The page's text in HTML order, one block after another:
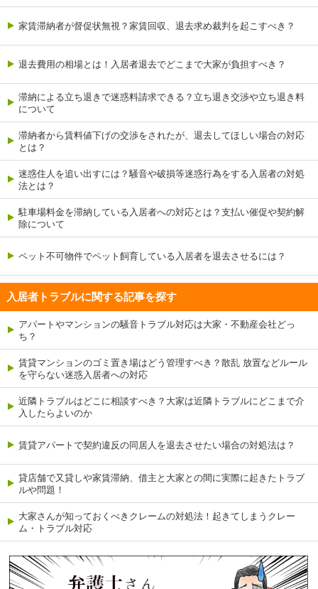
家賃滞納者が督促状無視？家賃回収、退去求め裁判を起こすべき？
退去費用の相場とは！入居者退去でどこまで大家が負担すべき？
滞納による立ち退きで迷惑料請求できる？立ち退き交渉や立ち退き料
について
滞納者から賃料値下げの交渉をされたが、退去してほしい場合の対応
とは？
迷惑住人を追い出すには？騒音や破損等迷惑行為をする入居者の対処
法とは？
駐車場料金を滞納している入居者への対応とは？支払い催促や契約解
除について
ペット不可物件でペット飼育している入居者を退去させるには？
入居者トラブルに関する記事を探す
アパートやマンションの騒音トラブル対応は大家・不動産会社どっ
ち？
賃貸マンションのゴミ置き場はどう管理すべき？散乱 放置などルール
を守らない迷惑入居者への対応
近隣トラブルはどこに相談すべき？大家は近隣トラブルにどこまで介
入したらよいのか
賃貸アパートで契約違反の同居人を退去させたい場合の対処法は？
貸店舗で又貸しや家賃滞納、借主と大家との間に実際に起きたトラブ
ルや問題！
大家さんが知っておくべきクレームの対処法！起きてしまうクレー
ム・トラブル対応